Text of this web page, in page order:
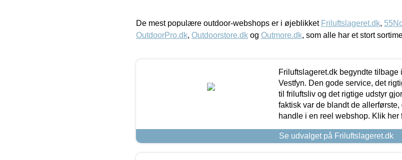
De mest populære outdoor-webshops er i øjeblikket Friluftslageret.dk,
OutdoorPro.dk, Outdoorstore.dk og Outmore.dk, som alle har et stort
Friluftslageret.dk begyndte
Vestfyn. Den gode service, det
til friluftsliv og det rigtige udstyr
faktisk var de blandt de
handle i en reel webshop. Klik her
Se udvalget på Friluftslageret.dk